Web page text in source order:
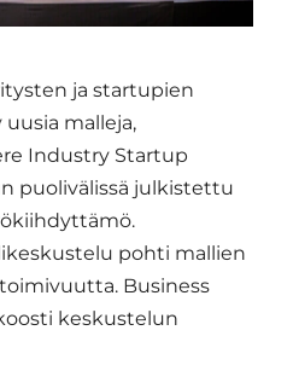
ja startupien
malleja,
Industry Startup
puolivälissä julkistettu
pohti mallien
Business
keskustelun